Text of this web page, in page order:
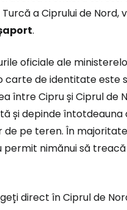
a Ciprului de Nord,
.
oficiale ale
carte de identitate este
între Cipru și Ciprul de
și depinde întotdeauna
de pe teren. În
permit nimănui să
direct în Ciprul de